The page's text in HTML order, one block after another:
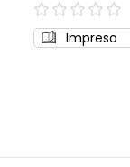
0%
Impreso